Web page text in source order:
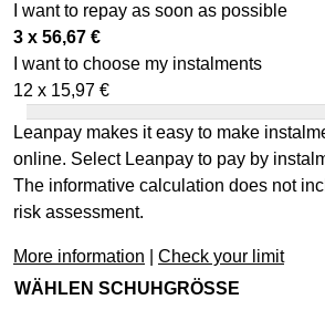
I want to repay as soon as possible
3 x 56,67 €
I want to choose my instalments
12 x 15,97 €
Leanpay makes it easy to make
online. Select Leanpay to pay by
The informative calculation does not
risk assessment.
More information
Check your limit
WÄHLEN SCHUHGRÖSSE